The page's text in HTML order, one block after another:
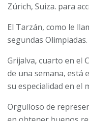
Zúrich, Suiza. para
El Tarzán, como le
segundas Olimpiadas.
Grijalva, cuarto en el
de una semana, está
su especialidad en el
Orgulloso de